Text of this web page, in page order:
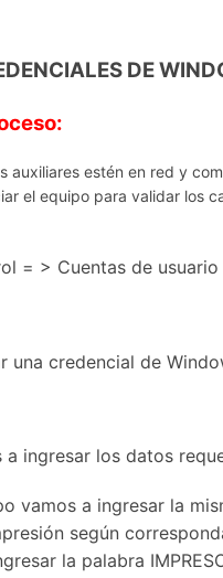
DE
auxiliares estén en red y
el equipo para validar los
= > Cuentas de
una credencial de
ingresar los datos
vamos a ingresar la
según
la palabra